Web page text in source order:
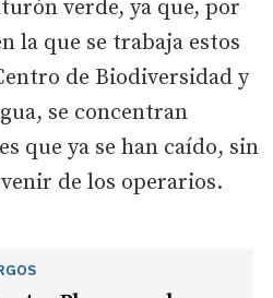
verde, ya que, por
la que se trabaja estos
de Biodiversidad y
se concentran
que ya se han caído, sin
de los operarios.